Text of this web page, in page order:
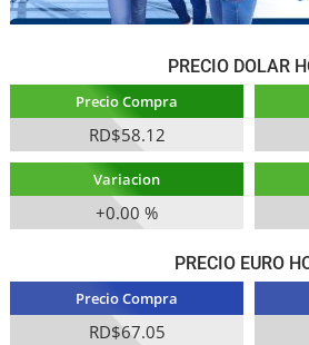
PRECIO DOLAR
Precio Compra
RD$58.12
Variacion
+0.00 %
PRECIO EURO
Precio Compra
RD$67.05